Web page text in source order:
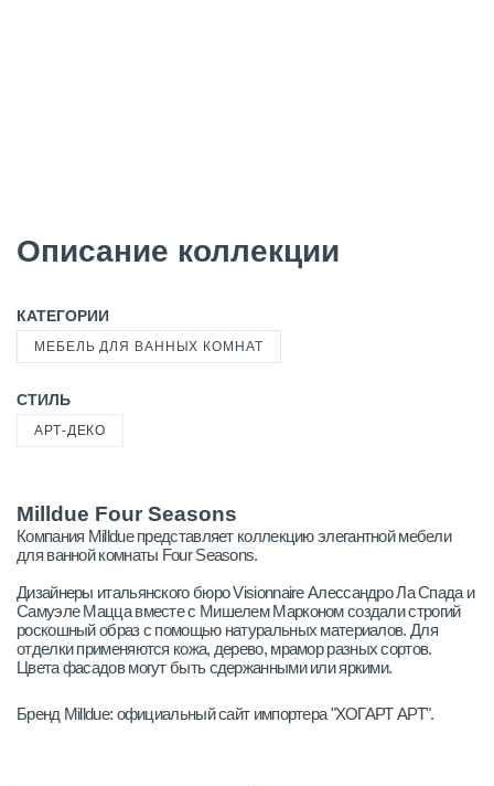
Описание коллекции
КАТЕГОРИИ
МЕБЕЛЬ ДЛЯ ВАННЫХ КОМНАТ
СТИЛЬ
АРТ-ДЕКО
Milldue Four Seasons
Компания Milldue представляет коллекцию элегантной мебели
для ванной комнаты Four Seasons.
Дизайнеры итальянского бюро Visionnaire Алессандро Ла Спада и
Самуэле Мацца вместе с Мишелем Марконом создали строгий
роскошный образ с помощью натуральных материалов. Для
отделки применяются кожа, дерево, мрамор разных сортов.
Цвета фасадов могут быть сдержанными или яркими.
Бренд Milldue: официальный сайт импортера "ХОГАРТ АРТ".